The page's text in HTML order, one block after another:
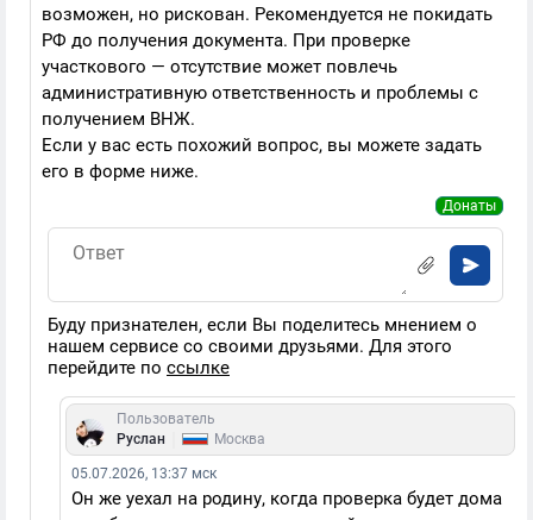
возможен, но рискован. Рекомендуется не покидать
РФ до получения документа. При проверке
участкового — отсутствие может повлечь
административную ответственность и проблемы с
получением ВНЖ.
Если у вас есть похожий вопрос, вы можете задать
его в форме ниже.
Донаты
Буду признателен, если Вы поделитесь мнением о
нашем сервисе со своими друзьями. Для этого
перейдите по ссылке
Пользователь
Руслан
Москва
05.07.2026, 13:37 мск
Он же уехал на родину, когда проверка будет дома